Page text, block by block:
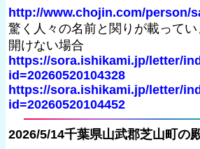
http://www.chojin.com/person/
驚く人々の名前と関りが載ってい
開けない場合
https://sora.ishikami.jp/letter/
id=20260520104328
https://sora.ishikami.jp/letter/
id=20260520104452
2026/5/14千葉県山武郡芝山町の